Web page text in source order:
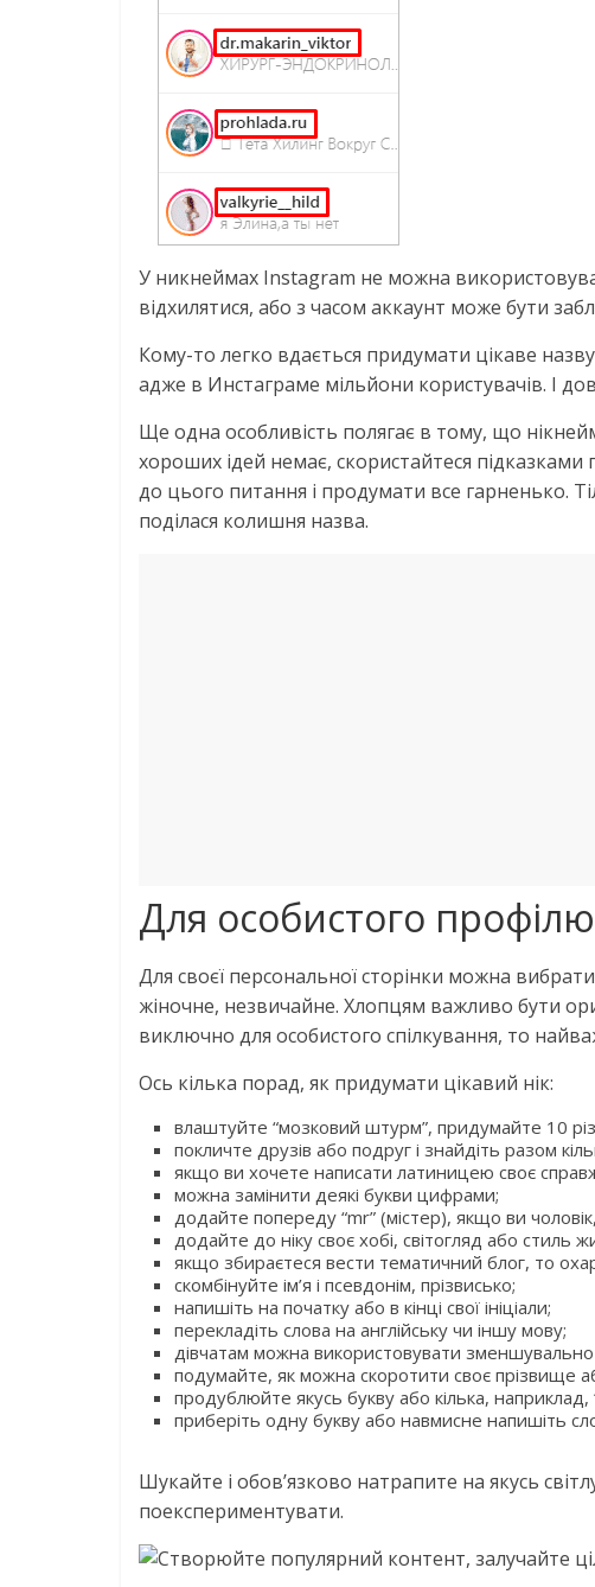
У никнеймах Instagram не можна
відхилятися, або з часом аккаунт може бути
Кому-то легко вдається придумати цікаве
адже в Инстаграме мільйони користувачів. І
Ще одна особливість полягає в тому, що
хороших ідей немає, скористайтеся підказками
до цього питання і продумати все гарненько.
поділася колишня назва.
Для особистого профілю
Для своєї персональної сторінки можна
жіночне, незвичайне. Хлопцям важливо бути
виключно для особистого спілкування, то
Ось кілька порад, як придумати цікавий нік:
влаштуйте “мозковий штурм”, придумайте 10
покличте друзів або подруг і знайдіть разом
якщо ви хочете написати латиницею своє
можна замінити деякі букви цифрами;
додайте попереду “mr” (містер), якщо ви
додайте до ніку своє хобі, світогляд або стиль
якщо збираєтеся вести тематичний блог, то
скомбінуйте ім’я і псевдонім, прізвисько;
напишіть на початку або в кінці свої ініціали;
перекладіть слова на англійську чи іншу мову;
дівчатам можна використовувати
подумайте, як можна скоротити своє прізвище
продублюйте якусь букву або кілька, наприклад,
приберіть одну букву або навмисне напишіть
Шукайте і обов’язково натрапите на якусь
поекспериментувати.
Створюйте популярний контент, залучайте